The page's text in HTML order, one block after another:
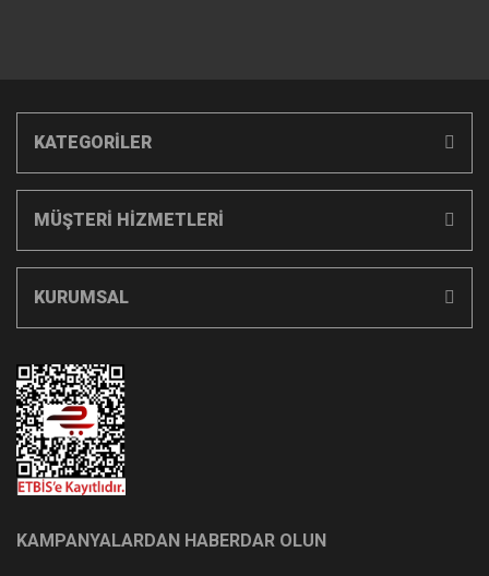
KATEGORİLER
MÜŞTERİ HİZMETLERİ
KURUMSAL
KAMPANYALARDAN HABERDAR OLUN